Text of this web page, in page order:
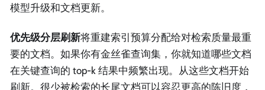
模型升级和文档更新。
优先级分层刷新将重建索引预算分配给对检索质量最重
要的文档。如果你有金丝雀查询集，你就知道哪些文档
在关键查询的 top-k 结果中频繁出现。从这些文档开始
刷新。很少被检索的长尾文档可以容忍更高的陈旧度，